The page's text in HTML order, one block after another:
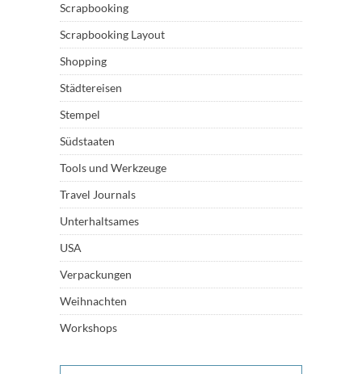
Scrapbooking
Scrapbooking Layout
Shopping
Städtereisen
Stempel
Südstaaten
Tools und Werkzeuge
Travel Journals
Unterhaltsames
USA
Verpackungen
Weihnachten
Workshops